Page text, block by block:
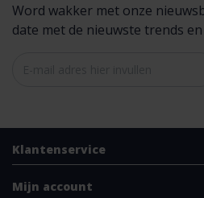
Word wakker met onze
date met de nieuwste trends
Klantenservice
Mijn account